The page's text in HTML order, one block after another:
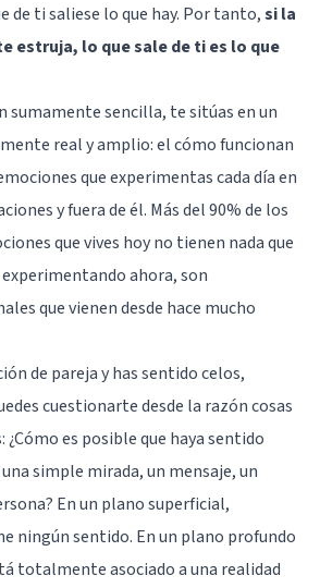
de ti saliese lo que hay. Por tanto,si la
estruja, lo que sale de ti es lo que
sumamente sencilla, te sitúas en un
real y amplio: el cómo funcionan
que experimentas cada día en
y fuera de él. Más del 90% de los
que vives hoy no tienen nada que
ahora, son
que vienen desde hace mucho
de pareja y has sentido celos,
cuestionarte desde la razón cosas
es posible que haya sentido
simple mirada, un mensaje, un
En un plano superficial,
ningún sentido. En un plano profundo
totalmente asociado a una realidad